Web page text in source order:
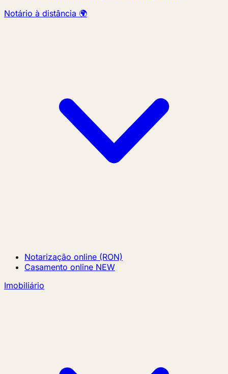
Notário à distância 🌍
Notarização online (RON)
Casamento online NEW
Imobiliário